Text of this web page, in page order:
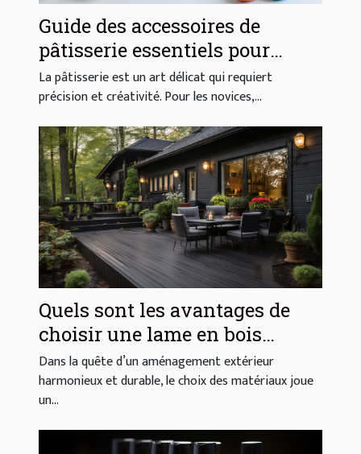
Guide des accessoires de
pâtisserie essentiels pour
débutants
La pâtisserie est un art délicat qui requiert
précision et créativité. Pour les novices,...
Quels sont les avantages de
choisir une lame en bois
composite pour votre extérieur
?
Dans la quête d’un aménagement extérieur
harmonieux et durable, le choix des matériaux joue
un...